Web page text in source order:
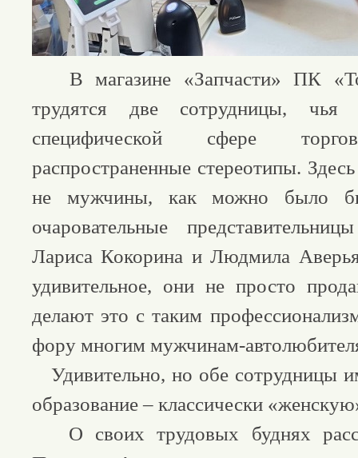
В магазине «Запчасти» ПК
трудятся две сотрудницы, чья
специфической сфере
распространенные стереотипы.
не мужчины, как можно было
очаровательные
Лариса Кокорина и Людмила
удивительное, они не просто
делают это с таким
фору многим мужчинам-
Удивительно, но обе сотрудницы
образование – классически
О своих трудовых буднях